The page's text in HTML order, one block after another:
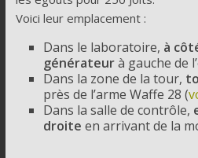
Voici leur emplacement :
Dans le laboratoire, à
générateurà gauche de
Dans la zone de la tour,
près de l’arme Waffe 28 (
Dans la salle de contrôle,
droite en arrivant de la